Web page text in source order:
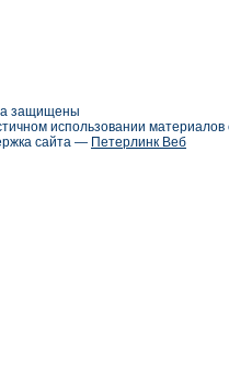
защищены
использовании
сайта — Петерлинк Веб